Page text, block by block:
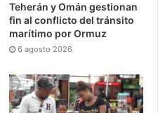
Teherán y Omán gestionan
fin al conflicto del tránsito
marítimo por Ormuz
6 agosto 2026